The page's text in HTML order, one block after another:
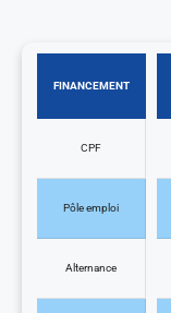
FINANCEMENT
CPF
Pôle emploi
Alternance